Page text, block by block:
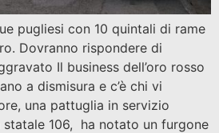
pugliesi con 10 quintali di rame
Dovranno rispondere di
Il business dell’oro rosso
a dismisura e c’è chi vi
una pattuglia in servizio
statale 106, ha notato un furgone